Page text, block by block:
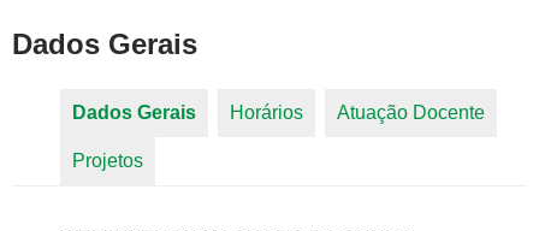
Dados Gerais
Dados Gerais (aba ativa)
Horários Atuação Docente
Projetos